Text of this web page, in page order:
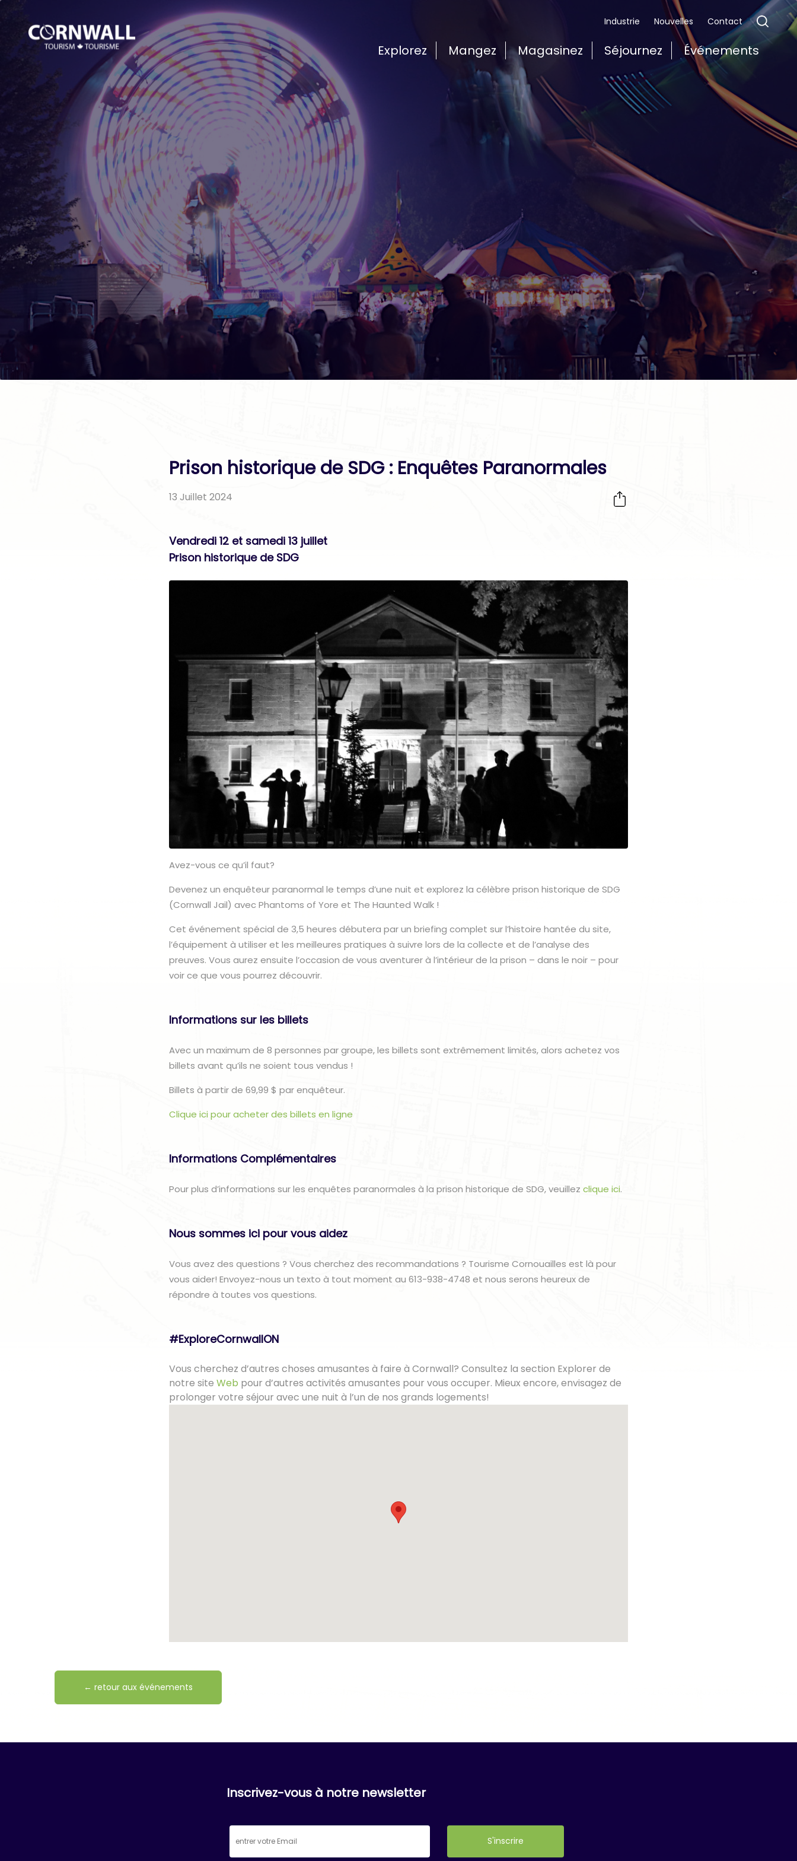
Industrie Nouvelles Contact
Explorez Mangez Magasinez Séjournez Événements
Prison historique de SDG : Enquêtes Paranormales
13 Juillet 2024
Vendredi 12 et samedi 13 juillet
Prison historique de SDG
Avez-vous ce qu’il faut?
Devenez un enquêteur paranormal le temps d’une nuit et explorez la célèbre prison historique de SDG
(Cornwall Jail) avec Phantoms of Yore et The Haunted Walk !
Cet événement spécial de 3,5 heures débutera par un briefing complet sur l’histoire hantée du site,
l’équipement à utiliser et les meilleures pratiques à suivre lors de la collecte et de l’analyse des
preuves. Vous aurez ensuite l’occasion de vous aventurer à l’intérieur de la prison – dans le noir – pour
voir ce que vous pourrez découvrir.
Informations sur les billets
Avec un maximum de 8 personnes par groupe, les billets sont extrêmement limités, alors achetez vos
billets avant qu’ils ne soient tous vendus !
Billets à partir de 69,99 $ par enquêteur.
Clique ici pour acheter des billets en ligne
Informations Complémentaires
Pour plus d’informations sur les enquêtes paranormales à la prison historique de SDG, veuillezclique ici.
Nous sommes ici pour vous aidez
Vous avez des questions ? Vous cherchez des recommandations ? Tourisme Cornouailles est là pour
vous aider! Envoyez-nous un texto à tout moment au 613-938-4748 et nous serons heureux de
répondre à toutes vos questions.
#ExploreCornwallON
Vous cherchez d’autres choses amusantes à faire à Cornwall? Consultez la section Explorer de
notre siteWeb pour d’autres activités amusantes pour vous occuper. Mieux encore, envisagez de
prolonger votre séjour avec une nuit à l’un de nos grands logements!
← retour aux événements
Inscrivez-vous à notre newsletter